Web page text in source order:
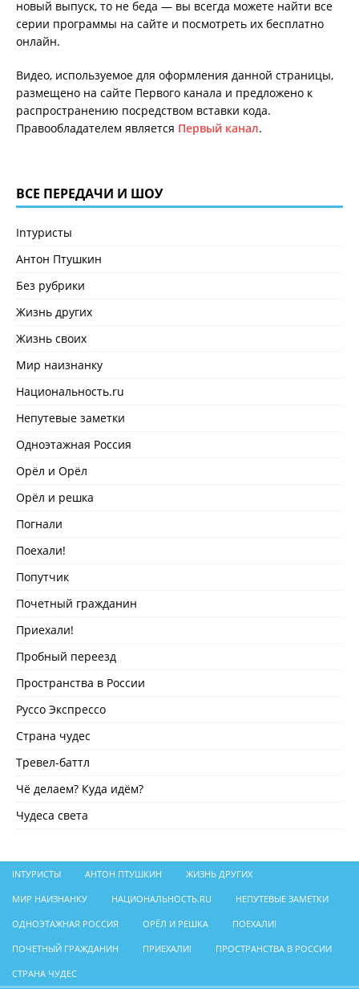
новый выпуск, то не беда — вы всегда можете найти все
серии программы на сайте и посмотреть их бесплатно
онлайн.
Видео, используемое для оформления данной страницы,
размещено на сайте Первого канала и предложено к
распространению посредством вставки кода.
Правообладателем является Первый канал.
ВСЕ ПЕРЕДАЧИ И ШОУ
Inтуристы
Антон Птушкин
Без рубрики
Жизнь других
Жизнь своих
Мир наизнанку
Национальность.ru
Непутевые заметки
Одноэтажная Россия
Орёл и Орёл
Орёл и решка
Погнали
Поехали!
Попутчик
Почетный гражданин
Приехали!
Пробный переезд
Пространства в России
Руссо Экспрессо
Страна чудес
Тревел-баттл
Чё делаем? Куда идём?
Чудеса света
INТУРИСТЫ АНТОН ПТУШКИН ЖИЗНЬ ДРУГИХ
МИР НАИЗНАНКУ НАЦИОНАЛЬНОСТЬ.RU НЕПУТЕВЫЕ ЗАМЕТКИ
ОДНОЭТАЖНАЯ РОССИЯ ОРЁЛ И РЕШКА ПОЕХАЛИ!
ПОЧЕТНЫЙ ГРАЖДАНИН ПРИЕХАЛИ! ПРОСТРАНСТВА В РОССИИ
СТРАНА ЧУДЕС